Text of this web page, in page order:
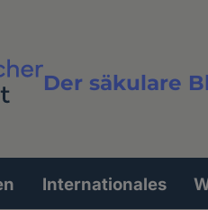
Der säkulare
Volltextsuche
Internationales